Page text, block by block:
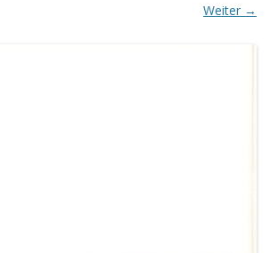
Weiter →